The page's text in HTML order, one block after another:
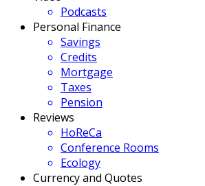
Podcasts
Personal Finance
Savings
Credits
Mortgage
Taxes
Pension
Reviews
HoReCa
Conference Rooms
Ecology
Currency and Quotes